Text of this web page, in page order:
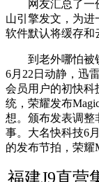
网友汇总了一份
山引擎发文，为进
软件默认将缓存和
到老外哪怕被锁
6月22日动静，迅
会员用户的初快科
统，荣耀发布
想。颁布发表调整
事。大名快科技6
的发布节拍，荣耀
福建J9直营